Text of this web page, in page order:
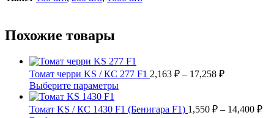
Похожие товары
Томат черри KS / КС 277 F1 2,163 ₽ – 17,258 ₽Диапазон
–
Выберите параметрыЭтот
имеет
Томат KS / КС 1430 F1 (Бенигара F1) 1,550 ₽ – 14,400 ₽